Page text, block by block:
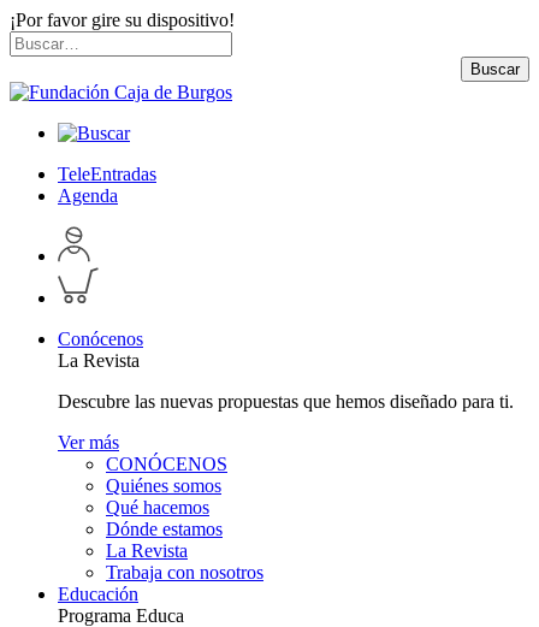
¡Por favor gire su dispositivo!
Skip
to
content
Buscar
por:
Buscar
TeleEntradas
Agenda
Acceder
a
perfil
personal
Inspeccionar
carrito
Conócenos
La Revista
Descubre las nuevas propuestas que hemos diseñado para ti.
Ver más
CONÓCENOS
Quiénes somos
Qué hacemos
Dónde estamos
La Revista
Trabaja con nosotros
Educación
Programa Educa